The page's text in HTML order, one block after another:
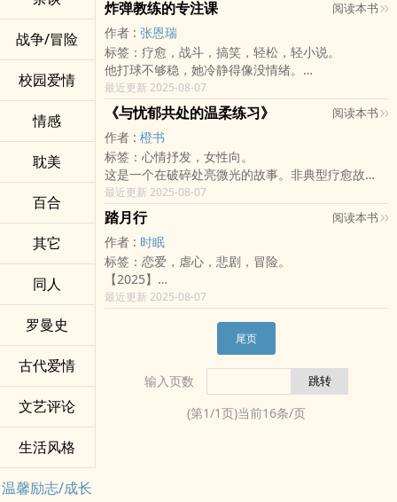
战争/冒险
校园爱情
情感
耽美
百合
其它
同人
罗曼史
古代爱情
文艺评论
生活风格
温馨励志/成长
风花雪月系列
《栖风》
为什么要选择葛莱恩夫妇？为什么连一面都不愿意
见的她，却在最后做出了这种决定？——这是我期
望能够在这篇作品中，成为值得探讨的议题。
以上，预祝各位能够在《艾蒂与艾娃》里读得尽
兴！请在大胆地阅读它的同时，细细地品啜着由她
们不同的心，所为你带来的不同滋味。
△
【西方国度】×【亲情抉择】×【历史悲剧】
△
【章节附录】：（点选标题即可跳转）
（ 楔子 ）
（ 第一章 ）
（ 第二章 ）
（ 第三章 ）
（ 第四章 ）
（ 第五章 ）
（ 第六章 ）
△
1、本书为『短篇集』系列中的其中一作，未读其他
作品『并不影响』阅读体验，敬请安心服用。
2、本书自开始更新日起，预画将采『每周六』上传
『一章』为更新方式，实际更新进度将以产文进度
写作的自己。
那封红包，再到深夜一通问候晚餐的电话──他的爱
不在言语里，而藏在一次次不起眼的举动之中。
本书透过七则成长片段，拼凑出一位沉默父亲的深
沉情感。
或许他不擅表达，但他的爱，从未缺席。
炸弹教练的专注课 阅读本书
作者 : 张恩瑞
标签：疗愈，战斗，搞笑，轻松，轻小说。
他打球不够稳，她冷静得像没情绪。
一场比赛从来不只是场上的对手，更难的是控制自
己的手、自己的脑，还有那些总在关键时刻乱跳的
心跳声。
这本小说不是教你赢，而是陪你去想──
当全世界都说你不行，你还能不能撑住节奏，打一
场不为别人、只为自己的球。
最近更新 2025-08-07
《与忧郁共处的温柔练习》 阅读本书
作者 : 橙书
标签：心情抒发，女性向。
这是一个在破碎处亮微光的故事。非典型疗愈故
事。
最近更新 2025-08-07
踏月行 阅读本书
作者 : 时眠
标签：恋爱，虐心，悲剧，冒险。
【2025】
璟朝十年，盛世繁华照耀万邦，唯独照不进女子的
世界。
江璃月出身世家，才华横溢，本应如珠玉般被困于
闺阁，等待一场精心安排的婚姻。
她却选择了另一条路。
她登上陌生男子的商船，自请同行，只为证明：女
子，也能踏遍四海、富甲天下、创法立典。
「若一个人为了自由，必须背弃整个时代，那我宁
最近更新 2025-08-07
尾页
输入页数
(第1/1页)当前16条/页